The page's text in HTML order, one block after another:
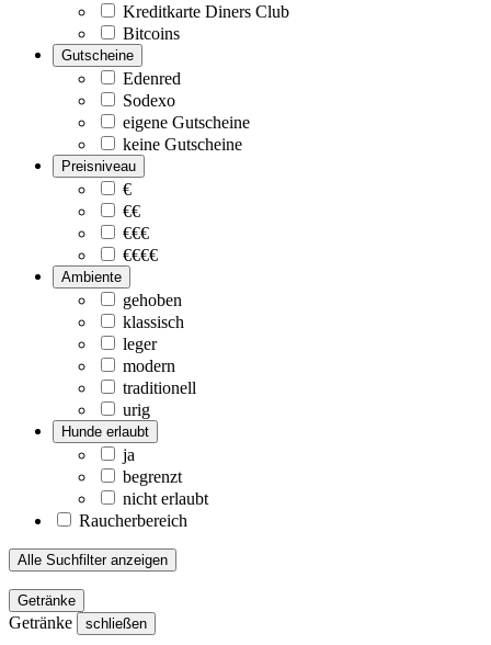
Kreditkarte Diners Club
Bitcoins
Gutscheine
Edenred
Sodexo
eigene Gutscheine
keine Gutscheine
Preisniveau
€
€€
€€€
€€€€
Ambiente
gehoben
klassisch
leger
modern
traditionell
urig
Hunde erlaubt
ja
begrenzt
nicht erlaubt
Raucherbereich
Alle Suchfilter anzeigen
Getränke
Getränke schließen